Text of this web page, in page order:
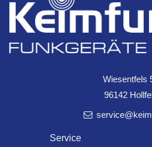
LED Nachtlicht mit
warmweiße LEDs, nur 1W
Wiesentfels
96142
Service